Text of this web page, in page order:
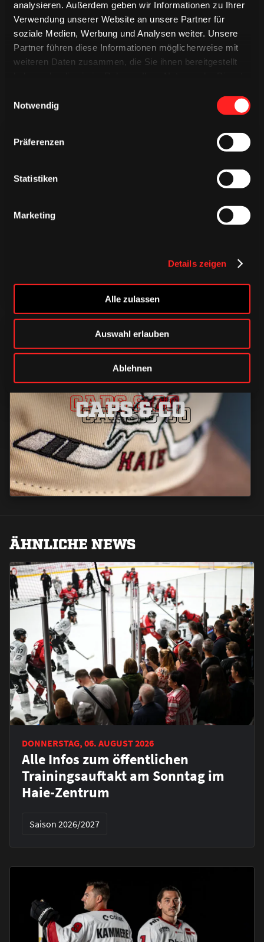
analysieren. Außerdem geben wir Informationen zu Ihrer
Verwendung unserer Website an unsere Partner für
soziale Medien, Werbung und Analysen weiter. Unsere
Partner führen diese Informationen möglicherweise mit
weiteren Daten zusammen, die Sie ihnen bereitgestellt
Notwendig
Präferenzen
Statistiken
Marketing
Details zeigen
Alle zulassen
Auswahl erlauben
Ablehnen
CAPS & CO
CAPS & CO
CAPS & CO
ÄHNLICHE NEWS
DONNERSTAG, 06. AUGUST 2026
Alle Infos zum öffentlichen
Trainingsauftakt am Sonntag im
Haie-Zentrum
Saison 2026/2027